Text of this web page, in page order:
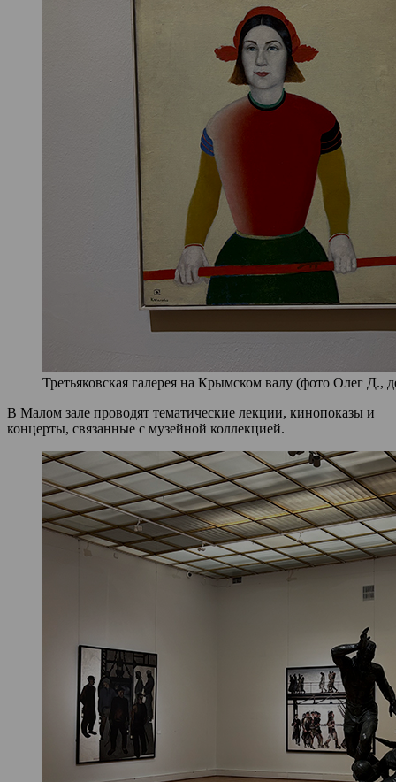
Третьяковская галерея на Крымском валу (фото Олег Д.,
В Малом зале проводят тематические лекции, кинопоказы и
концерты, связанные с музейной коллекцией.